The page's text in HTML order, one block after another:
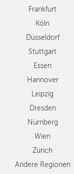
Nürnberg
Andere
Regionen
Frankfurt
Köln
Düsseldorf
Stuttgart
Essen
Hannover
Leipzig
Dresden
Nürnberg
Wien
Zürich
Andere Regionen